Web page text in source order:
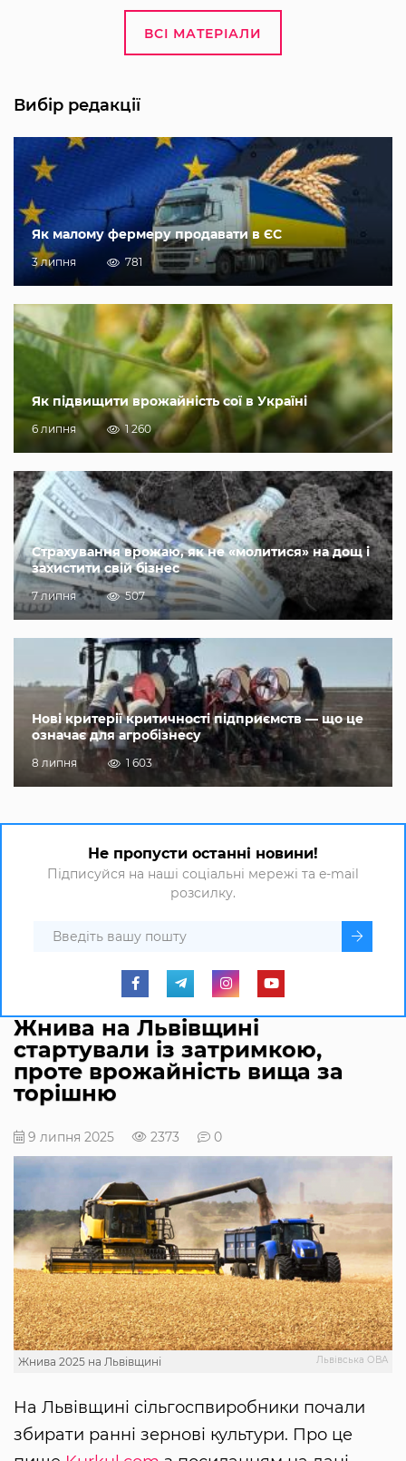
ВСІ МАТЕРІАЛИ
Вибір редакції
Як малому фермеру продавати в ЄС
3 липня 781
Як підвищити врожайність сої в Україні
6 липня 1 260
Страхування врожаю, як не «молитися» на дощ і
захистити свій бізнес
7 липня 507
Нові критерії критичності підприємств — що це
означає для агробізнесу
8 липня 1 603
Не пропусти останні новини!
Підписуйся на наші соціальні мережі та e-mail
розсилку.
Жнива на Львівщині
стартували із затримкою,
проте врожайність вища за
торішню
9 липня 2025 2373 0
Львівська ОВА
Жнива 2025 на Львівщині
На Львівщині сільгоспвиробники почали
збирати ранні зернові культури. Про це